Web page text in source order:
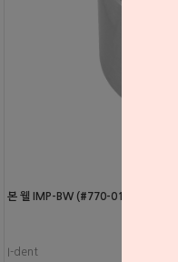
본 웰 IMP-BW (#770-013)
I-dent